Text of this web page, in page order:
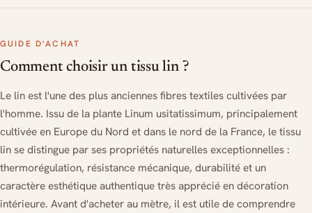
GUIDE D'ACHAT
Comment choisir un tissu lin ?
Le lin est l'une des plus anciennes fibres textiles cultivées par
l'homme. Issu de la plante Linum usitatissimum, principalement
cultivée en Europe du Nord et dans le nord de la France, le tissu
lin se distingue par ses propriétés naturelles exceptionnelles :
thermorégulation, résistance mécanique, durabilité et un
caractère esthétique authentique très apprécié en décoration
intérieure. Avant d'acheter au mètre, il est utile de comprendre